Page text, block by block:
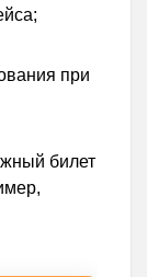
при
билет